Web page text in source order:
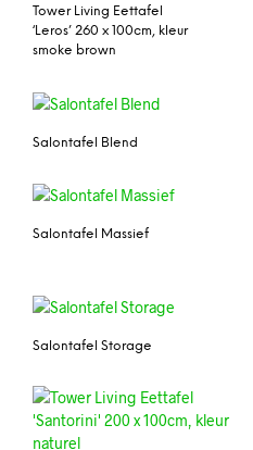
Tower Living Eettafel
‘Leros’ 260 x 100cm, kleur
smoke brown
Salontafel Blend
Salontafel Massief
Salontafel Storage